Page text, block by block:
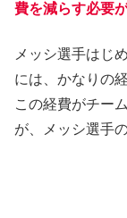
費を減らす必要
メッシ選手はじ
には、かなりの
この経費がチー
が、メッシ選手